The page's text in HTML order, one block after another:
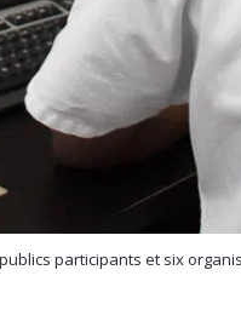
participants et six